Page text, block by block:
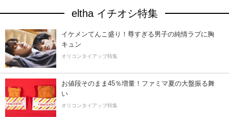
eltha イチオシ特集
イケメンてんこ盛り！尊すぎる男子の純情ラブに胸
キュン
オリコンタイアップ特集
お値段そのまま45％増量！ファミマ夏の大盤振る舞
い
オリコンタイアップ特集